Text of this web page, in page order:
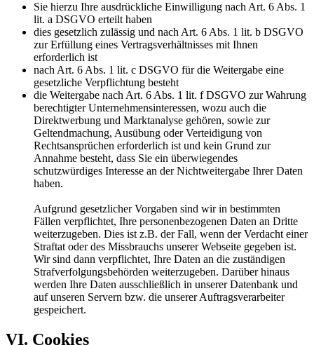
Sie hierzu Ihre ausdrückliche Einwilligung nach Art. 6 Abs. 1
lit. a DSGVO erteilt haben
dies gesetzlich zulässig und nach Art. 6 Abs. 1 lit. b DSGVO
zur Erfüllung eines Vertragsverhältnisses mit Ihnen
erforderlich ist
nach Art. 6 Abs. 1 lit. c DSGVO für die Weitergabe eine
gesetzliche Verpflichtung besteht
die Weitergabe nach Art. 6 Abs. 1 lit. f DSGVO zur Wahrung
berechtigter Unternehmensinteressen, wozu auch die
Direktwerbung und Marktanalyse gehören, sowie zur
Geltendmachung, Ausübung oder Verteidigung von
Rechtsansprüchen erforderlich ist und kein Grund zur
Annahme besteht, dass Sie ein überwiegendes
schutzwürdiges Interesse an der Nichtweitergabe Ihrer Daten
haben.
Aufgrund gesetzlicher Vorgaben sind wir in bestimmten
Fällen verpflichtet, Ihre personenbezogenen Daten an Dritte
weiterzugeben. Dies ist z.B. der Fall, wenn der Verdacht einer
Straftat oder des Missbrauchs unserer Webseite gegeben ist.
Wir sind dann verpflichtet, Ihre Daten an die zuständigen
Strafverfolgungsbehörden weiterzugeben. Darüber hinaus
werden Ihre Daten ausschließlich in unserer Datenbank und
auf unseren Servern bzw. die unserer Auftragsverarbeiter
gespeichert.
VI. Cookies